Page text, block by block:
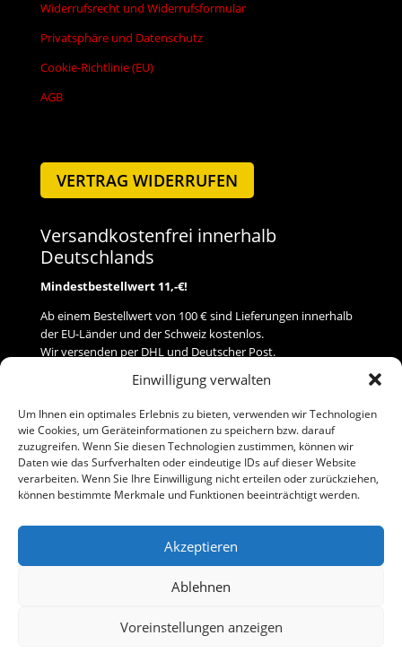
Einwilligung verwalten
Um Ihnen ein optimales Erlebnis zu bieten, verwenden wir Technologien
wie Cookies, um Geräteinformationen zu speichern bzw. darauf
zuzugreifen. Wenn Sie diesen Technologien zustimmen, können wir
Daten wie das Surfverhalten oder eindeutige IDs auf dieser Website
verarbeiten. Wenn Sie Ihre Einwilligung nicht erteilen oder zurückziehen,
können bestimmte Merkmale und Funktionen beeinträchtigt werden.
Akzeptieren
Ablehnen
Voreinstellungen anzeigen
Widerrufsrecht und Widerrufsformular
Privatsphäre und Datenschutz
Cookie-Richtlinie (EU)
AGB
VERTRAG WIDERRUFEN
Versandkostenfrei innerhalb
Deutschlands
Mindestbestellwert 11,-€!
Ab einem Bestellwert von 100 € sind Lieferungen innerhalb
der EU-Länder und der Schweiz kostenlos.
Wir versenden per DHL und Deutscher Post.
Versand
Zahlung
Baumann Modellspielwaren
Telefon (0 91 61) 33 84